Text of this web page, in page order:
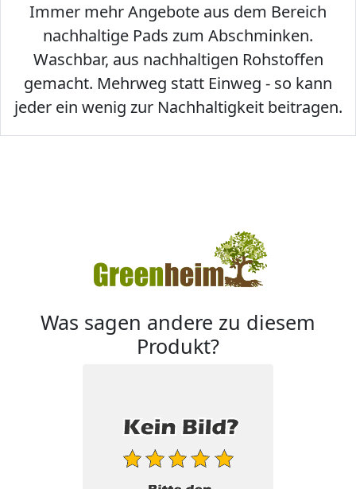
Immer mehr Angebote aus dem Bereich
nachhaltige Pads zum Abschminken.
Waschbar, aus nachhaltigen Rohstoffen
gemacht. Mehrweg statt Einweg - so kann
jeder ein wenig zur Nachhaltigkeit beitragen.
Was sagen andere zu diesem
Produkt?